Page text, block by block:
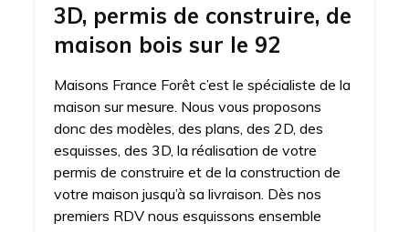
3D, permis de construire, de
maison bois sur le 92
Maisons France Forêt c’est le spécialiste de la
maison sur mesure. Nous vous proposons
donc des modèles, des plans, des 2D, des
esquisses, des 3D, la réalisation de votre
permis de construire et de la construction de
votre maison jusqu’à sa livraison. Dès nos
premiers RDV nous esquissons ensemble